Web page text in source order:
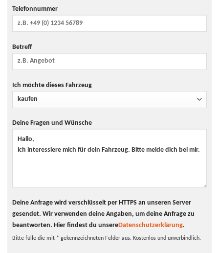
Telefonnummer
Betreff
Ich möchte dieses Fahrzeug
Deine Fragen und Wünsche
Deine Anfrage wird verschlüsselt per HTTPS an unseren Server
gesendet. Wir verwenden deine Angaben, um deine Anfrage zu
beantworten. Hier findest du unsereDatenschutzerklärung.
Bitte fülle die mit * gekennzeichneten Felder aus. Kostenlos und unverbindlich.